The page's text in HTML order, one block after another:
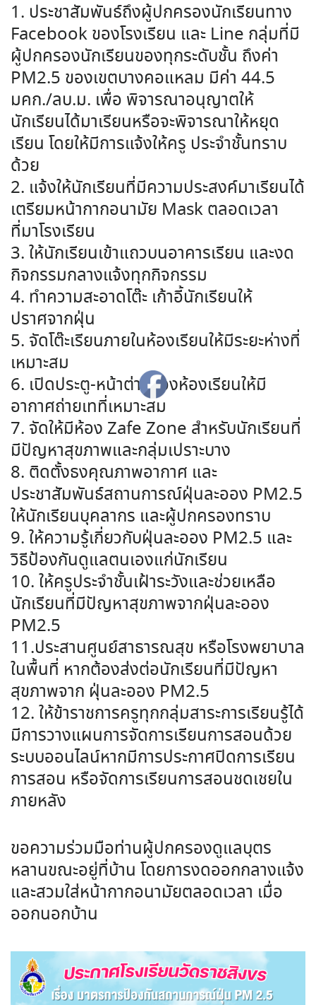
1. ประชาสัมพันธ์ถึงผู้ปกครองนักเรียนทาง
Facebook ของโรงเรียน และ Line กลุ่มที่มี
ผู้ปกครองนักเรียนของทุกระดับชั้น ถึงค่า
PM2.5 ของเขตบางคอแหลม มีค่า 44.5
มคก./ลบ.ม. เพื่อ พิจารณาอนุญาตให้
นักเรียนได้มาเรียนหรือจะพิจารณาให้หยุด
เรียน โดยให้มีการแจ้งให้ครู ประจำชั้นทราบ
ด้วย
2. แจ้งให้นักเรียนที่มีความประสงค์มาเรียนได้
เตรียมหน้ากากอนามัย Mask ตลอดเวลา
ที่มาโรงเรียน
3. ให้นักเรียนเข้าแถวบนอาคารเรียน และงด
กิจกรรมกลางแจ้งทุกกิจกรรม
4. ทำความสะอาดโต๊ะ เก้าอี้นักเรียนให้
ปราศจากฝุ่น
5. จัดโต๊ะเรียนภายในห้องเรียนให้มีระยะห่างที่
เหมาะสม
6. เปิดประตู-หน้าต่างของห้องเรียนให้มี
อากาศถ่ายเทที่เหมาะสม
7. จัดให้มีห้อง Zafe Zone สำหรับนักเรียนที่
มีปัญหาสุขภาพและกลุ่มเปราะบาง
8. ติดตั้งธงคุณภาพอากาศ และ
ประชาสัมพันธ์สถานการณ์ฝุ่นละออง PM2.5
ให้นักเรียนบุคลากร และผู้ปกครองทราบ
9. ให้ความรู้เกี่ยวกับฝุ่นละออง PM2.5 และ
วิธีป้องกันดูแลตนเองแก่นักเรียน
10. ให้ครูประจำชั้นเฝ้าระวังและช่วยเหลือ
นักเรียนที่มีปัญหาสุขภาพจากฝุ่นละออง
PM2.5
11.ประสานศูนย์สาธารณสุข หรือโรงพยาบาล
ในพื้นที่ หากต้องส่งต่อนักเรียนที่มีปัญหา
สุขภาพจาก ฝุ่นละออง PM2.5
12. ให้ข้าราชการครูทุกกลุ่มสาระการเรียนรู้ได้
มีการวางแผนการจัดการเรียนการสอนด้วย
ระบบออนไลน์หากมีการประกาศปิดการเรียน
การสอน หรือจัดการเรียนการสอนชดเชยใน
ภายหลัง
ขอความร่วมมือท่านผู้ปกครองดูแลบุตร
หลานขณะอยู่ที่บ้าน โดยการงดออกกลางแจ้ง
และสวมใส่หน้ากากอนามัยตลอดเวลา เมื่อ
ออกนอกบ้าน